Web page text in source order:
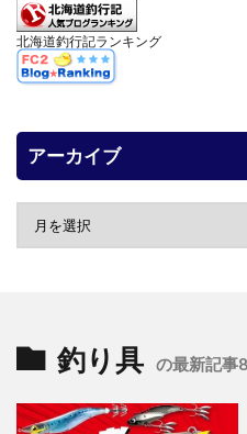
北海道釣行記ランキング
アーカイブ
釣り具 の最新記事